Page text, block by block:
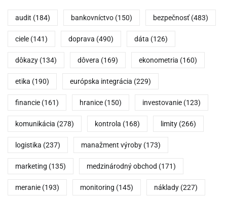
audit (184) bankovníctvo (150) bezpečnosť (483)
ciele (141) doprava (490) dáta (126)
dôkazy (134) dôvera (169) ekonometria (160)
etika (190) európska integrácia (229)
financie (161) hranice (150) investovanie (123)
komunikácia (278) kontrola (168) limity (266)
logistika (237) manažment výroby (173)
marketing (135) medzinárodný obchod (171)
meranie (193) monitoring (145) náklady (227)